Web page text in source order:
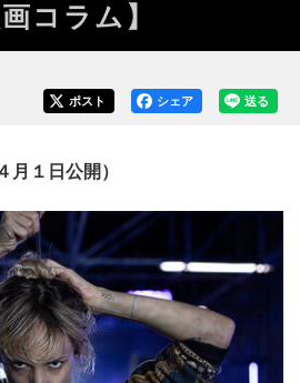
コラム】
送る
シェア
ポスト
月１日公開）